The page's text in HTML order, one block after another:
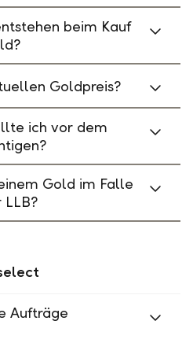
beim Kauf
Goldpreis?
ich vor dem
Gold im Falle
LLB?
Aufträge